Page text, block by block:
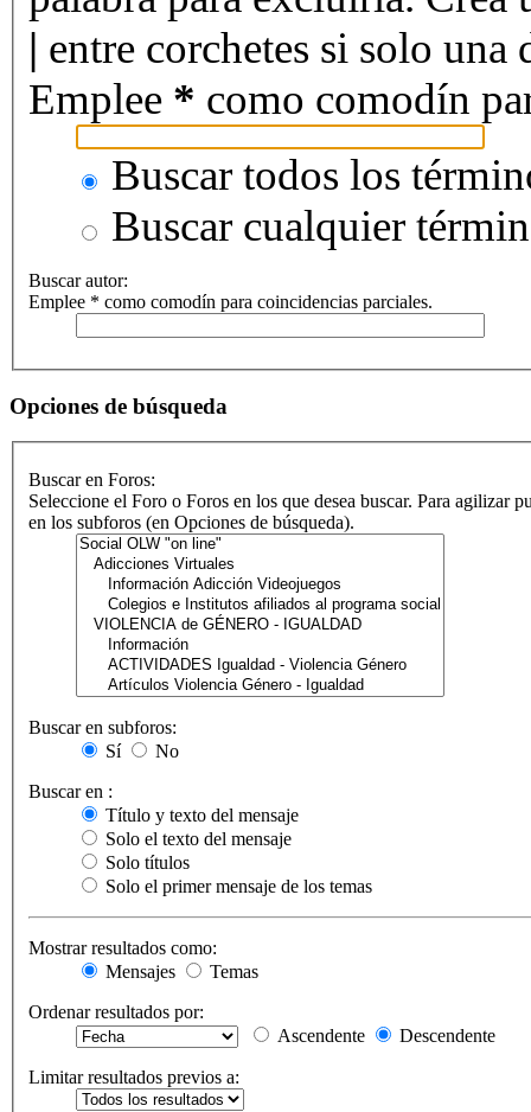
| entre corchetes si solo una
Emplee * como comodín
Buscar todos los
Buscar cualquier
Buscar autor:
Emplee * como comodín para coincidencias parciales.
Opciones de búsqueda
Buscar en Foros:
Seleccione el Foro o Foros en los que desea buscar. Para agilizar
en los subforos (en Opciones de búsqueda).
Buscar en subforos:
Sí
No
Buscar en :
Título y texto del mensaje
Solo el texto del mensaje
Solo títulos
Solo el primer mensaje de los temas
Mostrar resultados como:
Mensajes
Temas
Ordenar resultados por:
Ascendente
Descendente
Limitar resultados previos a: